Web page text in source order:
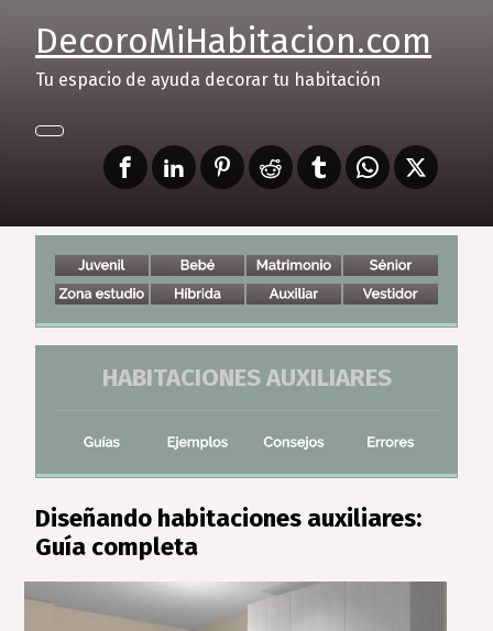
DecoroMiHabitacion.com
Tu espacio de ayuda decorar tu habitación
HABITACIONES AUXILIARES
Diseñando habitaciones auxiliares:
Guía completa